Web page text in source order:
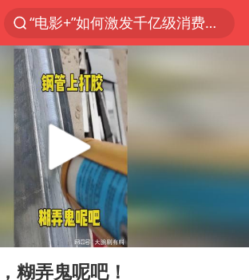
“电影+”如何激发千亿级消费新活力？
台风白海豚中心风力增强
向鹏0-3不敌张本智和
四川宜宾市高县4.9级地震致1人死亡
“新疆阿勒泰八月能滑雪”不实
刘国正说向鹏打得很窝囊
糊弄鬼呢吧！